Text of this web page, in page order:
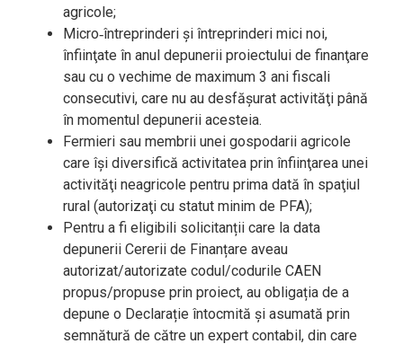
agricole;
Micro‐întreprinderi şi întreprinderi mici noi,
înfiinţate în anul depunerii proiectului de finanţare
sau cu o vechime de maximum 3 ani fiscali
consecutivi, care nu au desfăşurat activităţi până
în momentul depunerii acesteia.
Fermieri sau membrii unei gospodarii agricole
care îşi diversifică activitatea prin înfiinţarea unei
activităţi neagricole pentru prima dată în spaţiul
rural (autorizaţi cu statut minim de PFA);
Pentru a fi eligibili solicitanții care la data
depunerii Cererii de Finanțare aveau
autorizat/autorizate codul/codurile CAEN
propus/propuse prin proiect, au obligația de a
depune o Declarație întocmită și asumată prin
semnătură de către un expert contabil, din care